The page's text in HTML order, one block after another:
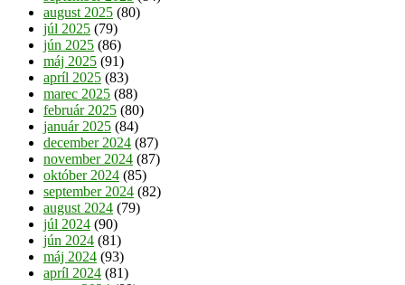
august 2025 (80)
júl 2025 (79)
jún 2025 (86)
máj 2025 (91)
apríl 2025 (83)
marec 2025 (88)
február 2025 (80)
január 2025 (84)
december 2024 (87)
november 2024 (87)
október 2024 (85)
september 2024 (82)
august 2024 (79)
júl 2024 (90)
jún 2024 (81)
máj 2024 (93)
apríl 2024 (81)